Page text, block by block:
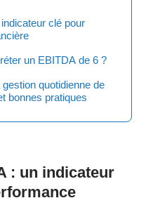
clé pour
un EBITDA de 6 ?
quotidienne de
bonnes pratiques
: un indicateur